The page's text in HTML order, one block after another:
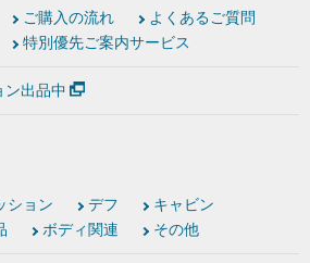
ご購入の流れ
よくあるご質問
特別優先ご案内サービス
ン出品中
ション デフ
キャビン
ボディ関連 その他